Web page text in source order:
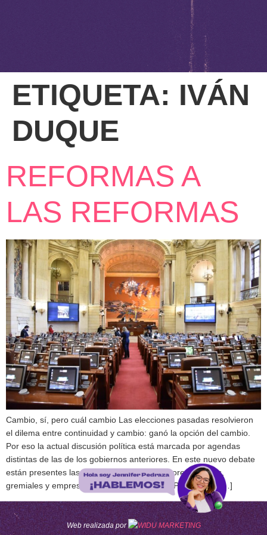
ETIQUETA: IVÁN
DUQUE
REFORMAS A
LAS REFORMAS
Cambio, sí, pero cuál cambio Las elecciones pasadas resolvieron
el dilema entre continuidad y cambio: ganó la opción del cambio.
Por eso la actual discusión política está marcada por agendas
distintas de las de los gobiernos anteriores. En este nuevo debate
están presentes las reivindicaciones de sectores sociales,
gremiales y empresariales antes ignorados. Pero hacen […]
Web realizada por